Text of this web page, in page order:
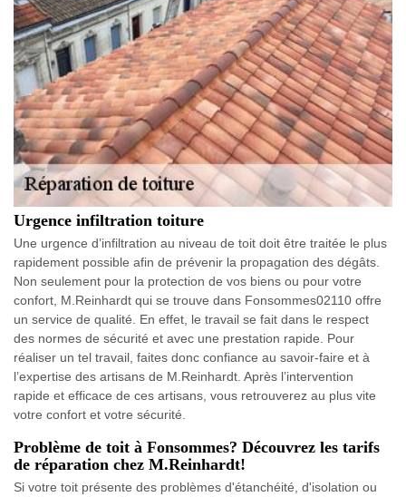
Urgence infiltration toiture
Une urgence d’infiltration au niveau de toit doit être traitée le plus
rapidement possible afin de prévenir la propagation des dégâts.
Non seulement pour la protection de vos biens ou pour votre
confort, M.Reinhardt qui se trouve dans Fonsommes02110 offre
un service de qualité. En effet, le travail se fait dans le respect
des normes de sécurité et avec une prestation rapide. Pour
réaliser un tel travail, faites donc confiance au savoir-faire et à
l’expertise des artisans de M.Reinhardt. Après l’intervention
rapide et efficace de ces artisans, vous retrouverez au plus vite
votre confort et votre sécurité.
Problème de toit à Fonsommes? Découvrez les tarifs
de réparation chez M.Reinhardt!
Si votre toit présente des problèmes d'étanchéité, d'isolation ou